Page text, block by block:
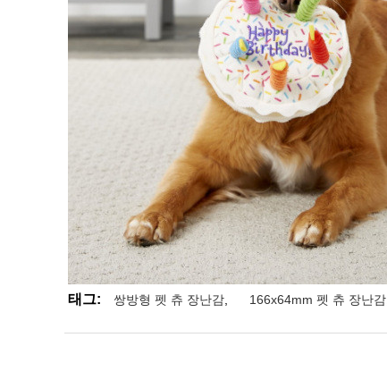
태그: 쌍방형 펫 츄 장난감 166x64mm 펫 츄 장난감